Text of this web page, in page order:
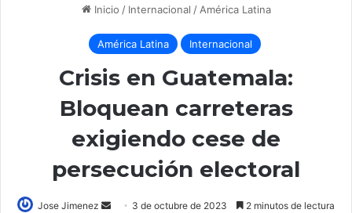
Inicio / Internacional / América Latina
América Latina Internacional
Crisis en Guatemala:
Bloquean carreteras
exigiendo cese de
persecución electoral
Jose Jimenez
Send 3 de octubre de 2023 2 minutos de lectura